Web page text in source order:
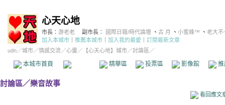
心天心地
市長： 游老老 副市長： 國際日報/時代論壇 、 古 月 、 小蜜蜂™ 、 老大不
加入本城市
推薦本城市 加入我的最愛
訂閱最新文章
udn／城市／情感交流／心靈 ／ 【心天心地】城市／討論區／
本城市首頁 精華區 投票區 影像館
討論區／樂音故事
看回應文